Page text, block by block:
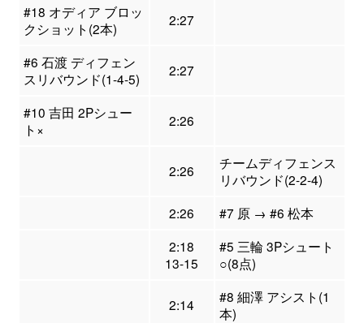
#18 オディア ブロッ
クショット(2本)
2:27
#6 石渡 ディフェン
スリバウンド(1-4-5)
2:27
#10 吉田 2Pシュー
ト×
2:26
2:26
チームディフェンス
リバウンド(2-2-4)
2:26
#7 原 → #6 松本
2:18
13-15
#5 三輪 3Pシュート
○(8点)
2:14
#8 細澤 アシスト(1
本)